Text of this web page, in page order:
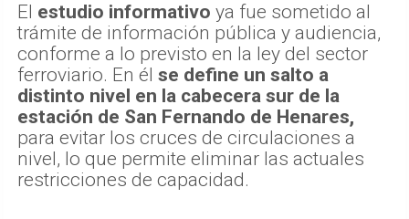
El estudio informativo ya fue sometido al
trámite de información pública y audiencia,
conforme a lo previsto en la ley del sector
ferroviario. En él se define un salto a
distinto nivel en la cabecera sur de la
estación de San Fernando de Henares,
para evitar los cruces de circulaciones a
nivel, lo que permite eliminar las actuales
restricciones de capacidad.